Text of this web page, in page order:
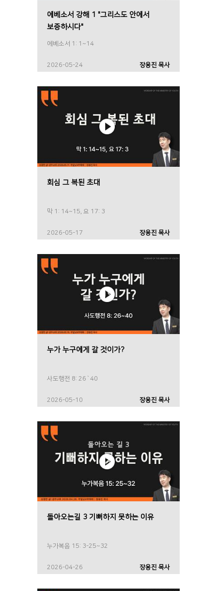
에베소서 강해 1 "그리스도 안에서
보증하시다"
에베소서 1: 1~14
2026-05-24 장용진 목사
회심 그 복된 초대
막 1: 14~15, 요 17: 3
2026-05-17 장용진 목사
누가 누구에게 갈 것이가?
사도행전 8: 26`40
2026-05-10 장용진 목사
돌아오는길 3 기뻐하지 못하는 이유
누가복음 15: 3-25~32
2026-04-26 장용진 목사